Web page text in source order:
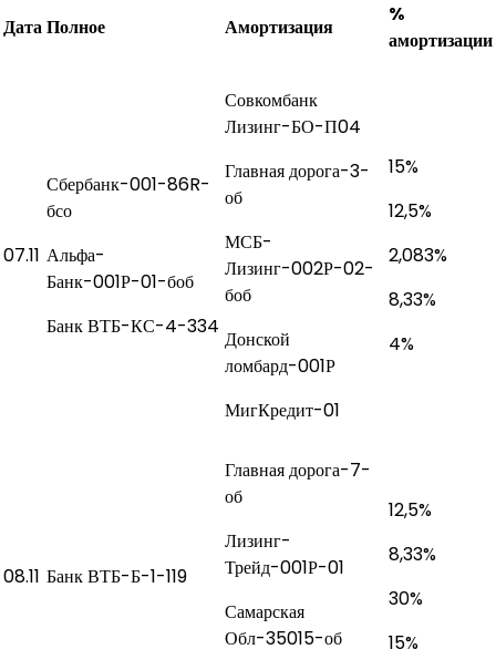
ДатаПолное Амортизация
%
амортизации
07.11
Сбербанк-001-86R-
бсо
Альфа-
Банк-001Р-01-боб
Банк ВТБ-КС-4-334
Совкомбанк
Лизинг-БО-П04
Главная дорога-3-
об
МСБ-
Лизинг-002Р-02-
боб
Донской
ломбард-001Р
МигКредит-01
15%
12,5%
2,083%
8,33%
4%
08.11 Банк ВТБ-Б-1-119
Главная дорога-7-
об
Лизинг-
Трейд-001Р-01
Самарская
Обл-35015-об
12,5%
8,33%
30%
15%